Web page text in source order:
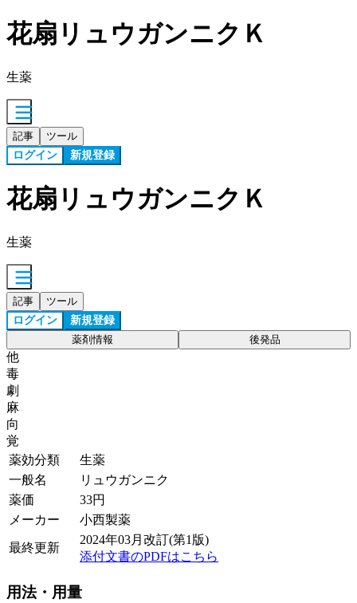
花扇リュウガンニクＫ
生薬
記事 ツール
ログイン 新規登録
花扇リュウガンニクＫ
生薬
記事 ツール
ログイン 新規登録
薬剤情報 後発品
他
毒
劇
麻
向
覚
薬効分類
生薬
一般名
リュウガンニク
薬価
33円
メーカー
小西製薬
最終更新
2024年03月改訂(第1版)
添付文書のPDFはこちら
用法・用量